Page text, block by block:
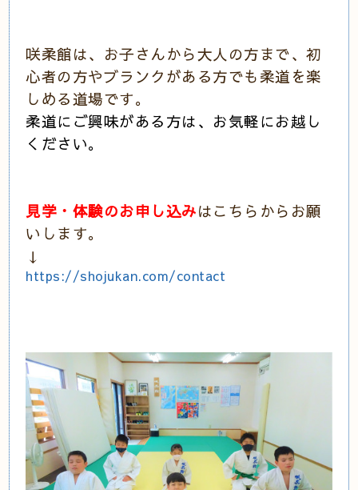
咲柔館は、お子さんから大人の方まで、初
心者の方やブランクがある方でも柔道を楽
しめる道場です。
柔道にご興味がある方は、お気軽にお越し
ください。
見学・体験のお申し込みはこちらからお願
いします。
↓
https://shojukan.com/contact